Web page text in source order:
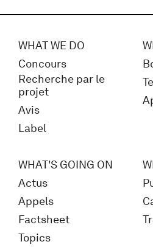
WHAT WE DO
Concours
Recherche par le
projet
Avis
Label
WHAT'S GOING ON
Actus
Appels
Factsheet
Topics